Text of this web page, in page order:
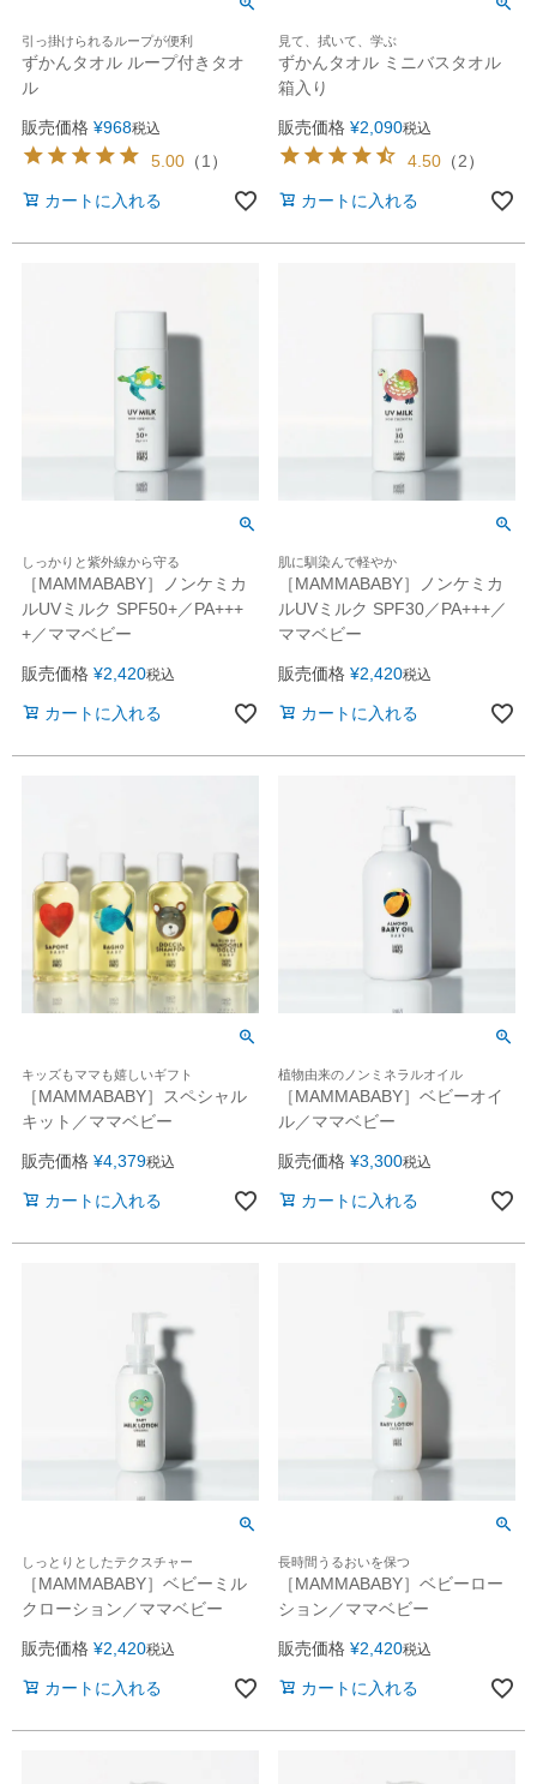
引っ掛けられるループが便利
ずかんタオル ループ付きタオ
ル
販売価格 ¥968税込
5.00 （1 ）
カートに入れる
見て、拭いて、学ぶ
ずかんタオル ミニバスタオル
箱入り
販売価格 ¥2,090税込
4.50 （2）
カートに入れる
しっかりと紫外線から守る
［MAMMABABY］ノンケミカ
ルUVミルク SPF50+／PA+++
+／ママベビー
販売価格 ¥2,420税込
カートに入れる
肌に馴染んで軽やか
［MAMMABABY］ノンケミカ
ルUVミルク SPF30／PA+++／
ママベビー
販売価格 ¥2,420税込
カートに入れる
キッズもママも嬉しいギフト
［MAMMABABY］スペシャル
キット／ママベビー
販売価格 ¥4,379税込
カートに入れる
植物由来のノンミネラルオイル
［MAMMABABY］ベビーオイ
ル／ママベビー
販売価格 ¥3,300税込
カートに入れる
しっとりとしたテクスチャー
［MAMMABABY］ベビーミル
クローション／ママベビー
販売価格 ¥2,420税込
カートに入れる
長時間うるおいを保つ
［MAMMABABY］ベビーロー
ション／ママベビー
販売価格 ¥2,420税込
カートに入れる